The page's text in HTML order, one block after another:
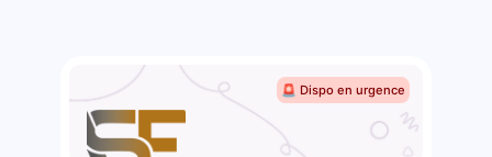
🚨 Dispo en urgence